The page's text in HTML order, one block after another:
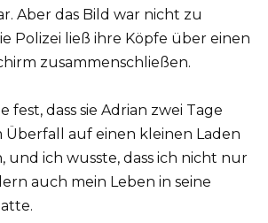
Aber das Bild war nicht zu
Polizei ließ ihre Köpfe über einen
zusammenschließen.
fest, dass sie Adrian zwei Tage
Überfall auf einen kleinen Laden
und ich wusste, dass ich nicht nur
auch mein Leben in seine